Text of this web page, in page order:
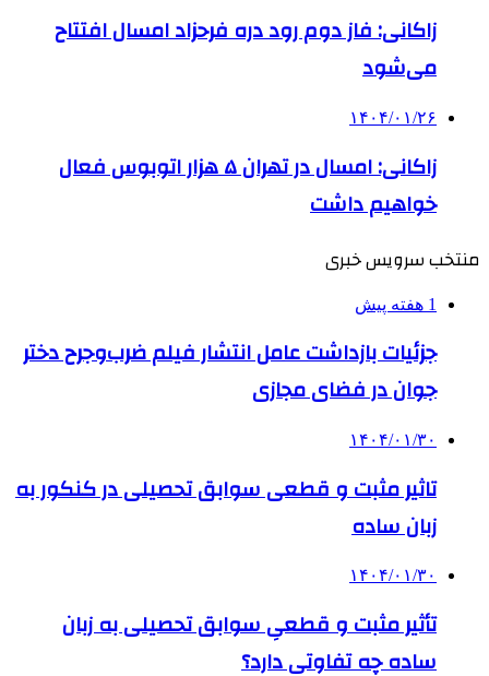
زاکانی: فاز دوم رود دره فرحزاد امسال افتتاح
می‌شود
۱۴۰۴/۰۱/۲۶
زاکانی: امسال در تهران ۵ هزار اتوبوس فعال
خواهیم داشت
منتخب سرویس خبری
1 هفته پیش
جزئیات بازداشت عامل انتشار فیلم ضرب‌وجرح دختر
جوان در فضای مجازی
۱۴۰۴/۰۱/۳۰
تاثیر مثبت و قطعی سوابق تحصیلی در کنکور به
زبان ساده
۱۴۰۴/۰۱/۳۰
تأثیر مثبت و قطعیِ سوابق تحصیلی به زبان
ساده چه تفاوتی دارد؟